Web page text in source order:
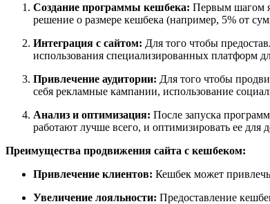
Создание программы кешбека: Первым шагом
решение о размере кешбека (например, 5% от
Интеграция с сайтом: Для того чтобы
использования специализированных платформ
Привлечение аудитории: Для того чтобы
себя рекламные кампании, использование
Анализ и оптимизация: После запуска
работают лучше всего, и оптимизировать ее для
Преимущества продвижения сайта с кешбеком:
Привлечение клиентов: Кешбек может
Увеличение лояльности: Предоставление